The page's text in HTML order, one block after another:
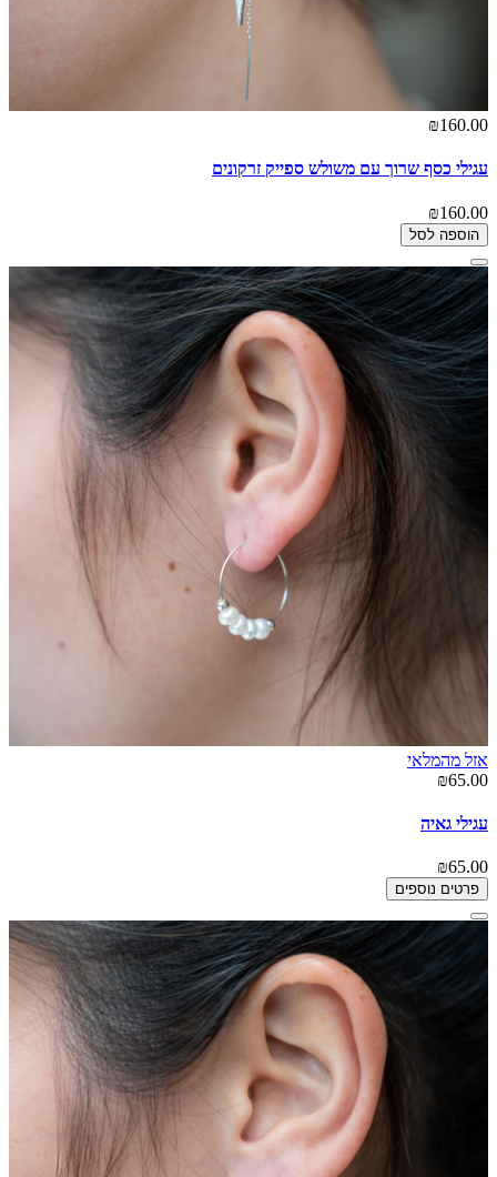
₪160.00
עגילי כסף שרוך עם משולש ספייק זרקונים
₪160.00
הוספה לסל
אזל מהמלאי
₪65.00
עגילי גאיה
₪65.00
פרטים נוספים